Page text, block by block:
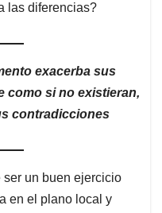
las diferencias?
exacerba sus
como si no existieran,
contradicciones
un buen ejercicio
en el plano local y